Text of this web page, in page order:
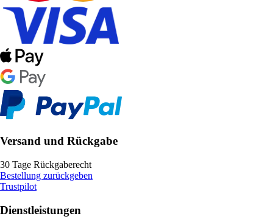
Versand und Rückgabe
30 Tage Rückgaberecht
Bestellung zurückgeben
Trustpilot
Dienstleistungen